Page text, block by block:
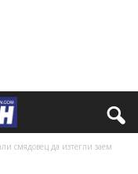
смядовец да изтегли заем